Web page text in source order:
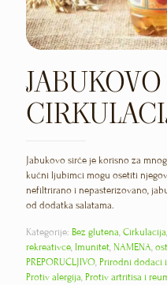
Jabukovo sirće je korisno za
kućni ljubimci mogu osetiti
nefiltrirano i nepasterizovano,
od dodatka salatama.
Kategorije: Bez glutena, Cirkulacija,
rekreativce, Imunitet, NAMENA,
PREPORUČLJIVO, Prirodni dodaci
Protiv alergija, Protiv artritisa i